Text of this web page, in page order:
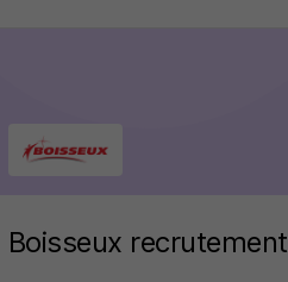
Boisseux recrutement